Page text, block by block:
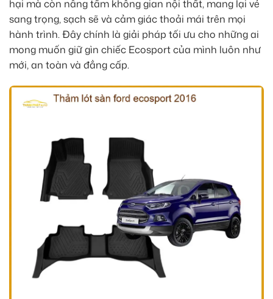
hại mà còn nâng tầm không gian nội thất, mang lại vẻ
sang trọng, sạch sẽ và cảm giác thoải mái trên mọi
hành trình. Đây chính là giải pháp tối ưu cho những ai
mong muốn giữ gìn chiếc Ecosport của mình luôn như
mới, an toàn và đẳng cấp.